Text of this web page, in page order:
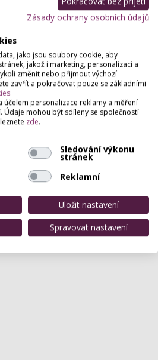
Zásady ochrany osobních údajů
jako jsou soubory cookie, aby
jakož i marketing, personalizaci a
změnit nebo přijmout výchozí
zavřít a pokračovat pouze se základními
účelem personalizace reklamy a měření
Údaje mohou být sdíleny se společností
zde.
Sledování výkonu
stránek
Reklamní
Uložit nastavení
Spravovat nastavení